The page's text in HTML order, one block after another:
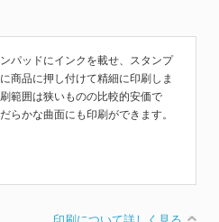
パッドにインクを載せ、スタンプ
商品に押し付けて精細に印刷しま
範囲は狭いものの比較的安価で
らかな曲面にも印刷ができます。
印刷について詳しく見る